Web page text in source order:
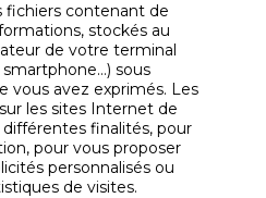
fichiers contenant de
stockés au
de votre terminal
sous
vous avez exprimés. Les
les sites Internet de
différentes finalités, pour
pour vous proposer
personnalisés ou
de visites.